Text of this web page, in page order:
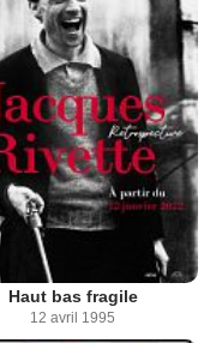
Haut bas fragile
12 avril 1995